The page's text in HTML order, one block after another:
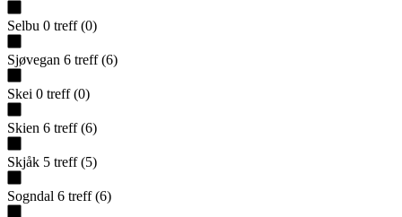
Selbu 0 treff (0)
Sjøvegan 6 treff (6)
Skei 0 treff (0)
Skien 6 treff (6)
Skjåk 5 treff (5)
Sogndal 6 treff (6)